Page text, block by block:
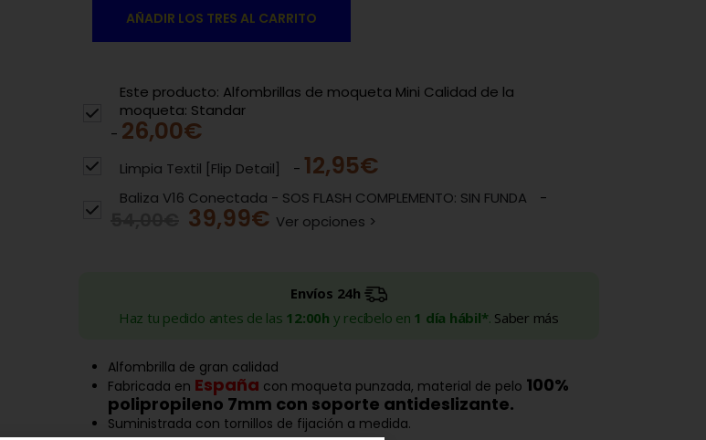
AÑADIR LOS TRES AL CARRITO
Este producto: Alfombrillas de moqueta Mini Calidad de la
moqueta: Standar
- 26,00€
Limpia Textil [Flip Detail] - 12,95€
Baliza V16 Conectada - SOS FLASH COMPLEMENTO: SIN FUNDA -
39,99€ Ver opciones >
Envíos 24h
Haz tu pedido antes de las 12:00h y recíbelo en 1 día hábil*. Saber más
Alfombrilla de gran calidad
Fabricada en España con moqueta punzada, material de pelo 100%
polipropileno 7mm con soporte antideslizante.
Suministrada con tornillos de fijación a medida.